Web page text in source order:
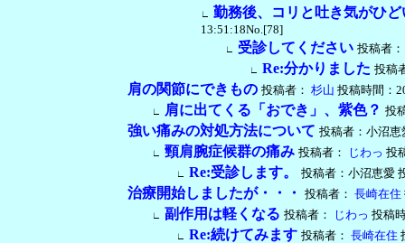
∟ 勤務後、コリと吐き気がひど
13:51:18No.[78]
∟ 受診してください 投稿者：
∟ Re:分かりました 投稿
肩の関節にできもの 投稿者： 杉山 投稿時間：
∟ 肩に出てくる「おでき」、紫色？ 投
強い痛みの対処方法について 投稿者：小沼恵
∟ 頸肩腕症候群の痛み 投稿者： じわっ 投
∟ Re:受診します。 投稿者：小沼恵愛
治療開始しましたが・・・ 投稿者： 長崎在住
∟ 副作用は軽くなる 投稿者： じわっ 投稿
∟ Re:続けてみます 投稿者： 長崎在住